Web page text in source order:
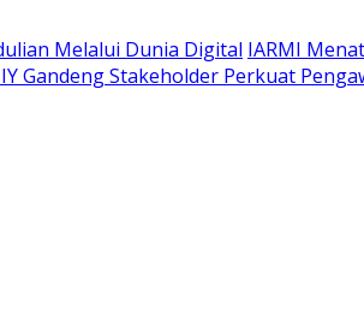
Melalui Dunia Digital IARMI
Gandeng Stakeholder Perkuat